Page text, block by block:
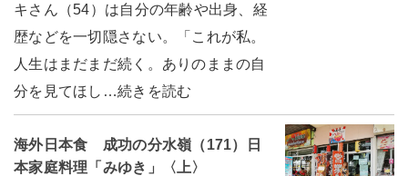
キさん（54）は自分の年齢や出身、経
歴などを一切隠さない。「これが私。
人生はまだまだ続く。ありのままの自
分を見てほし…続きを読む
海外日本食 成功の分水嶺（171）日
本家庭料理「みゆき」〈上〉